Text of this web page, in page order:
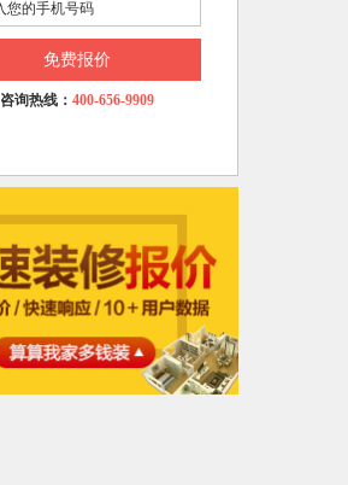
免费报价
咨询热线： 400-656-9909